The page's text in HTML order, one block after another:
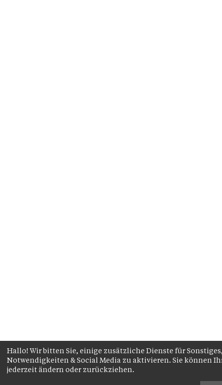
Hallo! Wir bitten Sie, einige zusätzliche Dienste für
Notwendigkeiten & Social Media zu aktivieren. Sie können
jederzeit ändern oder zurückziehen.